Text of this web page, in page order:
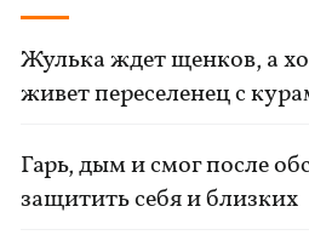
Жулька ждет щенков, а
живет переселенец с
Гарь, дым и смог после
защитить себя и близких